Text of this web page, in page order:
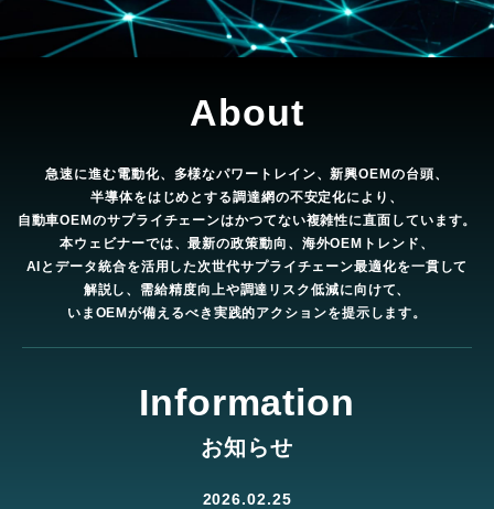
About
急速に進む電動化、多様なパワートレイン、新興OEMの台頭、
半導体をはじめとする調達網の不安定化により、
自動車OEMのサプライチェーンはかつてない複雑性に直面しています。
本ウェビナーでは、最新の政策動向、海外OEMトレンド、
AIとデータ統合を活用した次世代サプライチェーン最適化を一貫して
解説し、需給精度向上や調達リスク低減に向けて、
いまOEMが備えるべき実践的アクションを提示します。
Information
お知らせ
2026.02.25